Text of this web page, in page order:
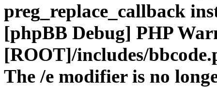
preg_replace_callback
[phpBB Debug] PHP
[ROOT]/includes/
The /e modifier is no